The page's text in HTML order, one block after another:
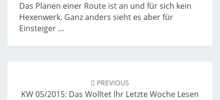
Das Planen einer Route ist an und für sich kein
Hexenwerk. Ganz anders sieht es aber für
Einsteiger ...
PREVIOUS
KW 05/2015: Das Wolltet Ihr Letzte Woche Lesen